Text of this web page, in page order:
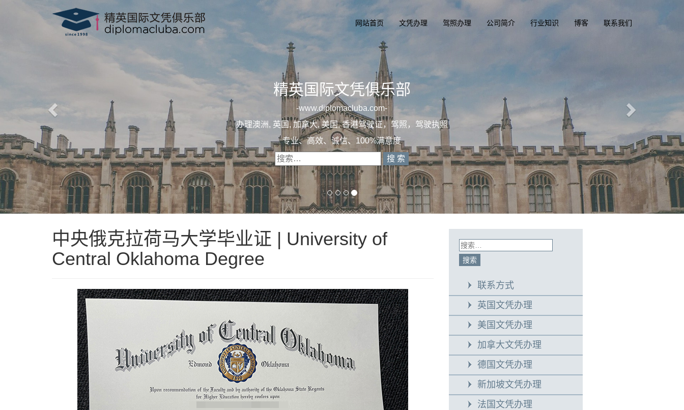
网站首页 文凭办理 驾照办理 公司简介 行业知识 博客 联系我们
一
办理澳洲,
www.diplomacluba.com
-
国, 加拿大, 美国, 香港驾驶证，驾照，驾驶执照
专业、高效、诚信、100%满意度
中央俄克拉荷马大学毕业证 | University of
Central Oklahoma Degree
联系方式
英国文凭办理
美国文凭办理
加拿大文凭办理
德国文凭办理
新加坡文凭办理
法国文凭办理